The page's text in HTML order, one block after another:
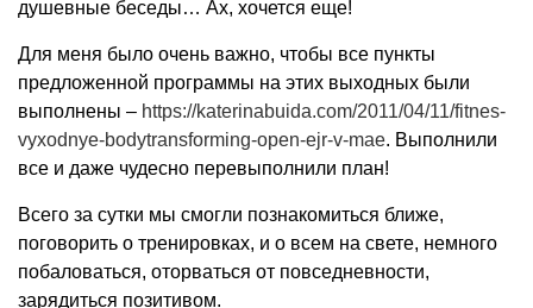
душевные беседы… Ах, хочется еще!
Для меня было очень важно, чтобы все пункты
предложенной программы на этих выходных были
выполнены – https://katerinabuida.com/2011/04/11/fitnes-
vyxodnye-bodytransforming-open-ejr-v-mae. Выполнили
все и даже чудесно перевыполнили план!
Всего за сутки мы смогли познакомиться ближе,
поговорить о тренировках, и о всем на свете, немного
побаловаться, оторваться от повседневности,
зарядиться позитивом.